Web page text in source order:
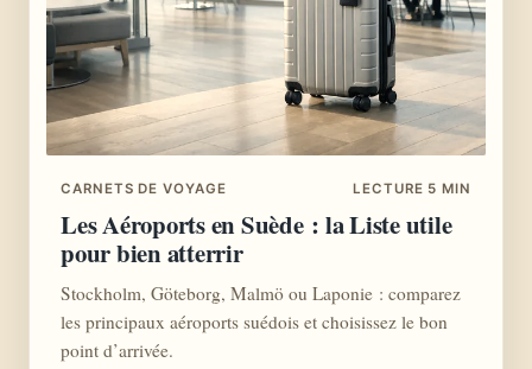
CARNETS DE VOYAGE LECTURE 5 MIN
Les Aéroports en Suède : la Liste utile
pour bien atterrir
Stockholm, Göteborg, Malmö ou Laponie : comparez
les principaux aéroports suédois et choisissez le bon
point d’arrivée.